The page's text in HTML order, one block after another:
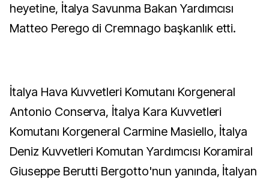
heyetine, İtalya Savunma Bakan Yardımcısı
Matteo Perego di Cremnago başkanlık etti.
İtalya Hava Kuvvetleri Komutanı Korgeneral
Antonio Conserva, İtalya Kara Kuvvetleri
Komutanı Korgeneral Carmine Masiello, İtalya
Deniz Kuvvetleri Komutan Yardımcısı Koramiral
Giuseppe Berutti Bergotto'nun yanında, İtalyan